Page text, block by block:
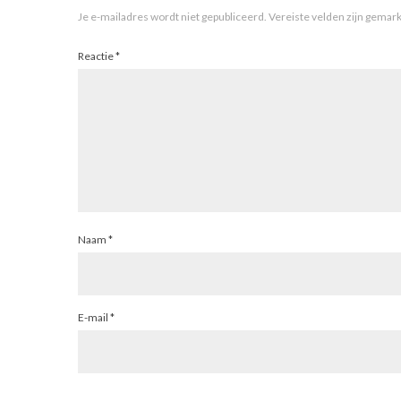
Je e-mailadres wordt niet gepubliceerd. Vereiste velden zijn
Reactie*
Naam *
E-mail *